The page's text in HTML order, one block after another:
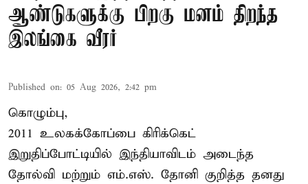
ஆண்டுகளுக்கு பிறகு மனம் திறந்த
இலங்கை வீரர்
Published on: 05 Aug 2026, 2:42 pm
கொழும்பு,
2011 உலகக்கோப்பை கிரிக்கெட்
இறுதிப்போட்டியில் இந்தியாவிடம் அடைந்த
தோல்வி மற்றும் எம்.எஸ். தோனி குறித்த தனது